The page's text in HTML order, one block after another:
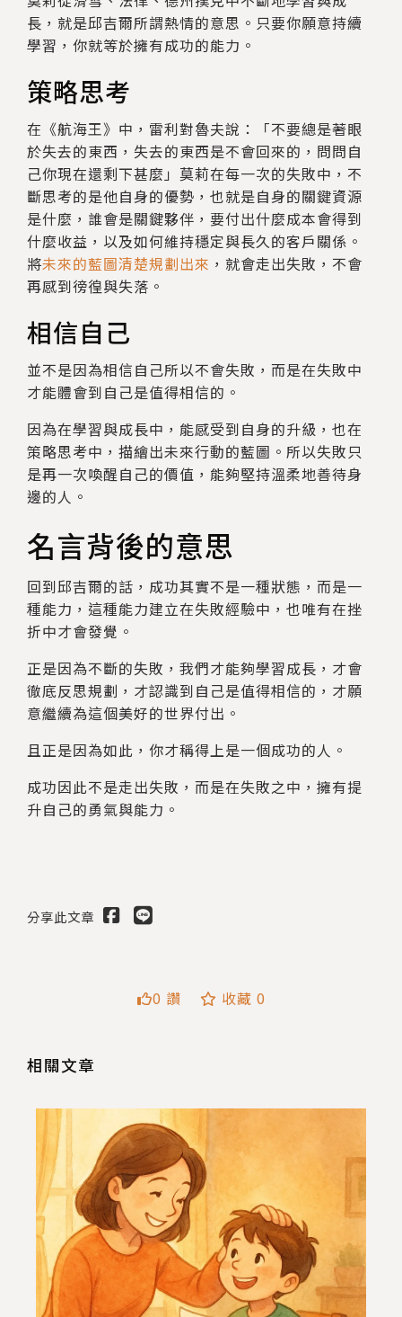
長，就是邱吉爾所謂熱情的意思。只要你願意持續
學習，你就等於擁有成功的能力。
策略思考
在《航海王》中，雷利對魯夫說：「不要總是著眼
於失去的東西，失去的東西是不會回來的，問問自
己你現在還剩下甚麼」莫莉在每一次的失敗中，不
斷思考的是他自身的優勢，也就是自身的關鍵資源
是什麼，誰會是關鍵夥伴，要付出什麼成本會得到
什麼收益，以及如何維持穩定與長久的客戶關係。
將未來的藍圖清楚規劃出來 ，就會走出失敗，不會
再感到徬徨與失落。
相信自己
並不是因為相信自己所以不會失敗，而是在失敗中
才能體會到自己是值得相信的。
因為在學習與成長中，能感受到自身的升級，也在
策略思考中，描繪出未來行動的藍圖。所以失敗只
是再一次喚醒自己的價值，能夠堅持溫柔地善待身
邊的人。
名言背後的意思
回到邱吉爾的話，成功其實不是一種狀態，而是一
種能力，這種能力建立在失敗經驗中，也唯有在挫
折中才會發覺。
正是因為不斷的失敗，我們才能夠學習成長，才會
徹底反思規劃，才認識到自己是值得相信的，才願
意繼續為這個美好的世界付出。
且正是因為如此，你才稱得上是一個成功的人。
成功因此不是走出失敗，而是在失敗之中，擁有提
升自己的勇氣與能力。
分享此文章
0 讚 收藏 0
相關文章